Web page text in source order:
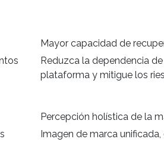
Mayor capacidad de
Reduzca la dependencia
plataforma y mitigue los
Percepción holística de la
Imagen de marca